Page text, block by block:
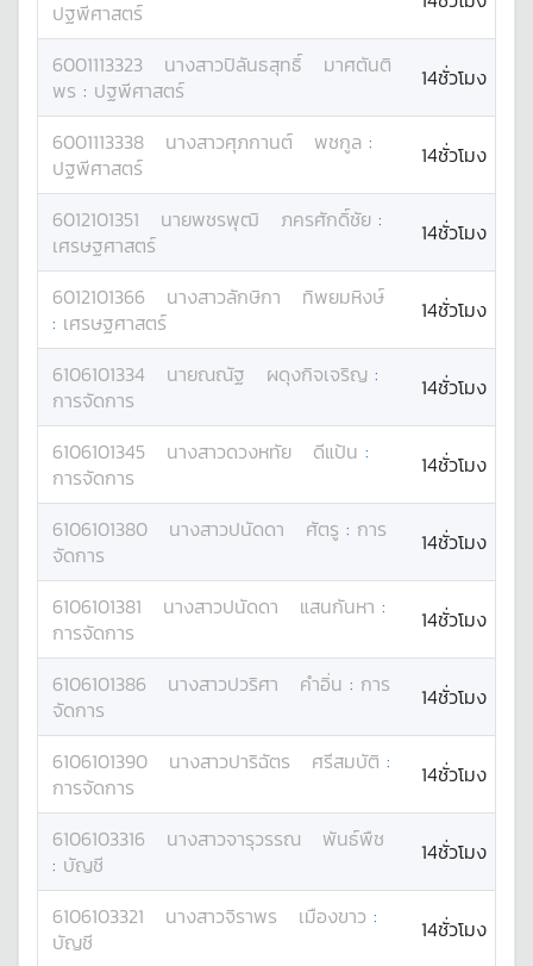
ปฐพีศาสตร์
6001113323 นางสาวปิลันธสุทธิ์
มาศตันติ
พร : ปฐพีศาสตร์ 14ชั่วโมง
6001113338 นางสาวศุภกานต์ พชกูล :
ปฐพีศาสตร์
14ชั่วโมง
6012101351 นายพชรพุฒิ ภครศักดิ์ชัย :
เศรษฐศาสตร์
14ชั่วโมง
6012101366 นางสาวลักษิกา
ทิพยมหิงษ์
: เศรษฐศาสตร์ 14ชั่วโมง
6106101334 นายณณัฐ ผดุงกิจเจริญ :
การจัดการ
14ชั่วโมง
6106101345 นางสาวดวงหทัย ดีแป้น :
การจัดการ
14ชั่วโมง
6106101380 นางสาวปนัดดา ศัตรู : การ
จัดการ
14ชั่วโมง
6106101381 นางสาวปนัดดา แสนกันหา :
การจัดการ
14ชั่วโมง
6106101386 นางสาวปวริศา คำอิ่น : การ
จัดการ
14ชั่วโมง
6106101390 นางสาวปาริฉัตร ศรีสมบัติ :
การจัดการ
14ชั่วโมง
6106103316 นางสาวจารุวรรณ
พันธ์พืช
: บัญชี 14ชั่วโมง
6106103321 นางสาวจิราพร เมืองขาว :
บัญชี
14ชั่วโมง